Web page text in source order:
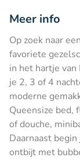
Meer info
Op zoek naar
favoriete
in het hartje
je 2, 3 of 4
moderne
Queensize bed,
of douche,
Daarnaast
ontbijt met